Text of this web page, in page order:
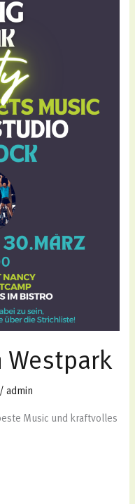
Westpark
/admin
Music und kraftvolles